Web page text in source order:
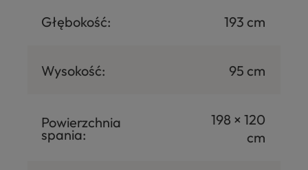
Głębokość: 193 cm
Wysokość: 95 cm
Powierzchnia
spania:
198 × 120
cm